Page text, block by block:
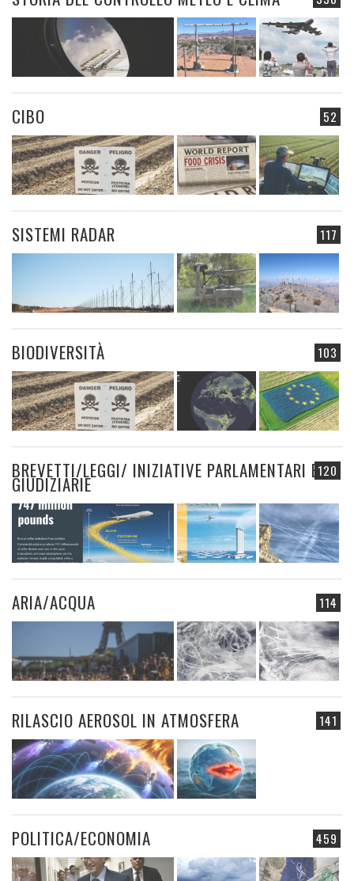
52
CIBO
117
SISTEMI RADAR
103
BIODIVERSITÀ
120
BREVETTI/LEGGI/ INIZIATIVE PARLAMENTARI E
GIUDIZIARIE
114
ARIA/ACQUA
141
RILASCIO AEROSOL IN ATMOSFERA
459
POLITICA/ECONOMIA